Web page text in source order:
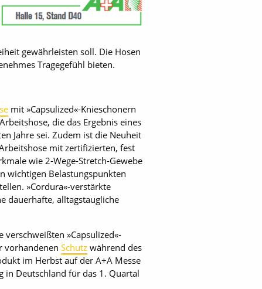
gewährleisten soll. Die Hosen
Tragegefühl bieten.
mit »Capsulized«-Knieschonern
die das Ergebnis eines
Jahre sei. Zudem ist die Neuheit
mit zertifizierten, fest
wie 2-Wege-Stretch-Gewebe
wichtigen Belastungspunkten
»Cordura«-verstärkte
dauerhafte, alltagstaugliche
»Capsulized«-
vorhandenen Schutz während des
im Herbst auf der A+A Messe
in Deutschland für das 1. Quartal